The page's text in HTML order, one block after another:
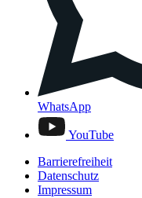
WhatsApp
YouTube
Barrierefreiheit
Datenschutz
Impressum